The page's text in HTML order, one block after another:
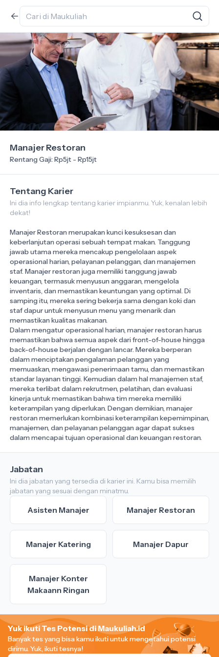
Manajer Restoran
Rentang Gaji: Rp5jt - Rp15jt
Tentang Karier
Ini dia info lengkap tentang karier impianmu. Yuk, kenalan lebih
dekat!
Manajer Restoran merupakan kunci kesuksesan dan
keberlanjutan operasi sebuah tempat makan. Tanggung
jawab utama mereka mencakup pengelolaan aspek
operasional harian, pelayanan pelanggan, dan manajemen
staf. Manajer restoran juga memiliki tanggung jawab
keuangan, termasuk menyusun anggaran, mengelola
inventaris, dan memastikan keuntungan yang optimal. Di
samping itu, mereka sering bekerja sama dengan koki dan
staf dapur untuk menyusun menu yang menarik dan
memastikan kualitas makanan.
Dalam mengatur operasional harian, manajer restoran harus
memastikan bahwa semua aspek dari front-of-house hingga
back-of-house berjalan dengan lancar. Mereka berperan
dalam menciptakan pengalaman pelanggan yang
memuaskan, mengawasi penerimaan tamu, dan memastikan
standar layanan tinggi. Kemudian dalam hal manajemen staf,
mereka terlibat dalam rekrutmen, pelatihan, dan evaluasi
kinerja untuk memastikan bahwa tim mereka memiliki
keterampilan yang diperlukan. Dengan demikian, manajer
restoran memerlukan kombinasi keterampilan kepemimpinan,
manajemen, dan pelayanan pelanggan agar dapat sukses
Jabatan
Ini dia jabatan yang tersedia di karier ini. Kamu bisa memilih
jabatan yang sesuai dengan minatmu.
Asisten Manajer Manajer Restoran
Manajer Katering Manajer Dapur
Manajer Konter
Makaann Ringan
Yuk ikuti Tes Potensi di Maukuliah.id
Banyak tes yang bisa kamu ikuti untuk mengetahui potensi
dirimu.Yuk, ikuti tesnya!